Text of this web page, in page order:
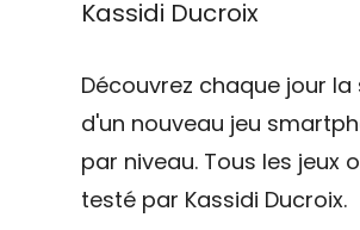
Kassidi Ducroix
Découvrez chaque jour la
d'un nouveau jeu
par niveau. Tous les jeux
testé par Kassidi Ducroix.